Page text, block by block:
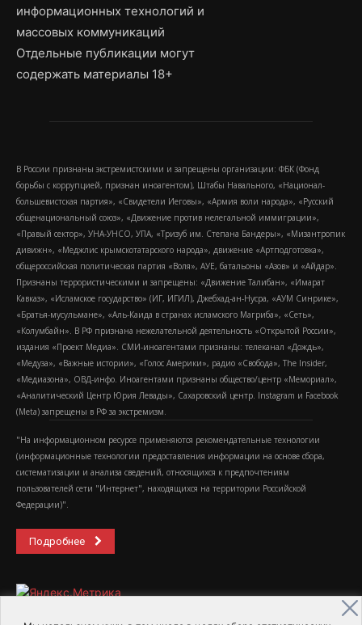
информационных технологий и
массовых коммуникаций
Отдельные публикации могут
содержать материалы 18+
В России признаны экстремистскими и запрещены организации: ФБК (Фонд
борьбы с коррупцией, признан иноагентом), Штабы Навального, «Национал-
большевистская партия», «Свидетели Иеговы», «Армия воли народа», «Русский
общенациональный союз», «Движение против нелегальной иммиграции»,
«Правый сектор», УНА-УНСО, УПА, «Тризуб им. Степана Бандеры», «Мизантропик
дивижн», «Меджлис крымскотатарского народа», движение «Артподготовка»,
общероссийская политическая партия «Воля», АУЕ, батальоны «Азов» и «Айдар».
Признаны террористическими и запрещены: «Движение Талибан», «Имарат
Кавказ», «Исламское государство» (ИГ, ИГИЛ), Джебхад-ан-Нусра, «АУМ Синрике»,
«Братья-мусульмане», «Аль-Каида в странах исламского Магриба», «Сеть»,
«Колумбайн». В РФ признана нежелательной деятельность «Открытой России»,
издания «Проект Медиа». СМИ-иноагентами признаны: телеканал «Дождь»,
«Медуза», «Важные истории», «Голос Америки», радио «Свобода», The Insider,
«Медиазона», ОВД-инфо. Иноагентами признаны общество/центр «Мемориал»,
«Аналитический Центр Юрия Левады», Сахаровский центр. Instagram и Facebook
(Metа) запрещены в РФ за экстремизм.
"На информационном ресурсе применяются рекомендательные технологии
(информационные технологии предоставления информации на основе сбора,
систематизации и анализа сведений, относящихся к предпочтениям
пользователей сети "Интернет", находящихся на территории Российской
Федерации)".
Подробнее